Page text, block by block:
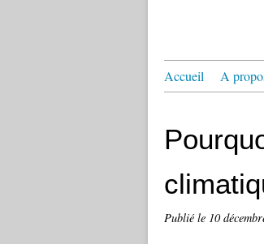
Accueil A
Publié le 10